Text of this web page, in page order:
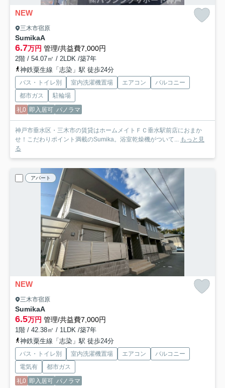
NEW
三木市宿原
SumikaA
6.7万円 管理/共益費7,000円
2階 / 54.07㎡ / 2LDK /築7年
神鉄粟生線「志染」駅 徒歩24分
バス・トイレ別 室内洗濯機置場 エアコン
バルコニー
都市ガス
駐輪場
礼0 即入居可 パノラマ
神戸市垂水区・三木市の賃貸はホームメイトＦＣ垂水駅前店におまか
せ！こだわりポイント満載のSumika。浴室乾燥機がついて... もっと見
る
アパート
NEW
三木市宿原
SumikaA
6.5万円 管理/共益費7,000円
1階 / 42.38㎡ / 1LDK /築7年
神鉄粟生線「志染」駅 徒歩24分
バス・トイレ別 室内洗濯機置場 エアコン
バルコニー
電気有
都市ガス
礼0 即入居可 パノラマ